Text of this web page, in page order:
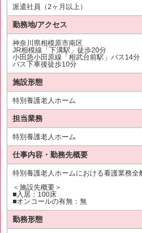
派遣社員（2ヶ月以上）
勤務地/アクセス
神奈川県相模原市南区
JR相模線「下溝駅」徒歩20分
小田急小田原線「相武台前駅」バス14分
バス下車後徒歩10分
施設形態
特別養護老人ホーム
担当業務
特別養護老人ホーム
仕事内容・勤務先概要
特別養護老人ホームにおける看護業務全
＜施設先概要＞
■入居：100床
■オンコールの有無：無
勤務形態